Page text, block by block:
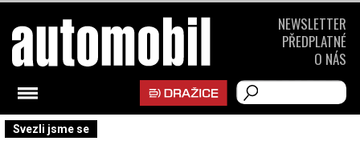
Svezli jsme se
NEWSLETTER
PŘEDPLATNÉ
O NÁS